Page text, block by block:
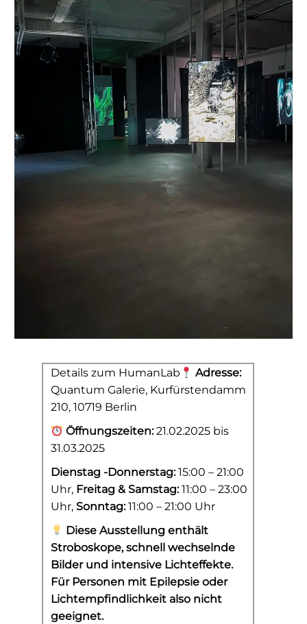
Details zum HumanLab
Adresse:
Quantum Galerie, Kurfürstendamm
210, 10719 Berlin
Öffnungszeiten:21.02.2025 bis
31.03.2025
Dienstag -Donnerstag:15:00 – 21:00
Uhr, Freitag & Samstag:11:00 – 23:00
Uhr, Sonntag:11:00 – 21:00 Uhr
Diese Ausstellung enthält
Stroboskope, schnell wechselnde
Bilder und intensive Lichteffekte.
Für Personen mit Epilepsie oder
Lichtempfindlichkeit also nicht
geeignet.